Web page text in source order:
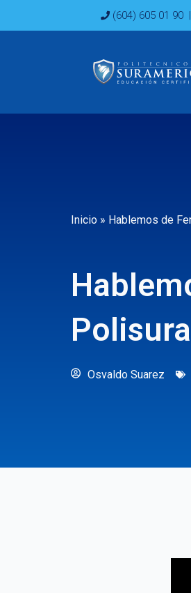
(604) 605 01 90
Inicio » Hablemos de
Polisura
Osvaldo Suarez